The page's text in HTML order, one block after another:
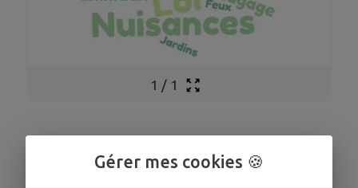
1 / 1
Il est interdit de brûler vos déchets verts
Gérer mes cookies 🍪